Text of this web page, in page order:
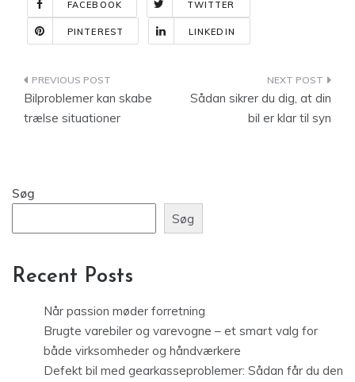
FACEBOOK TWITTER
PINTEREST LINKEDIN
Indlægsnavigation
Bilproblemer kan skabe
trælse situationer
Sådan sikrer du dig, at din
bil er klar til syn
Søg
Søg
Recent Posts
Når passion møder forretning
Brugte varebiler og varevogne – et smart valg for
både virksomheder og håndværkere
Defekt bil med gearkasseproblemer: Sådan får du den